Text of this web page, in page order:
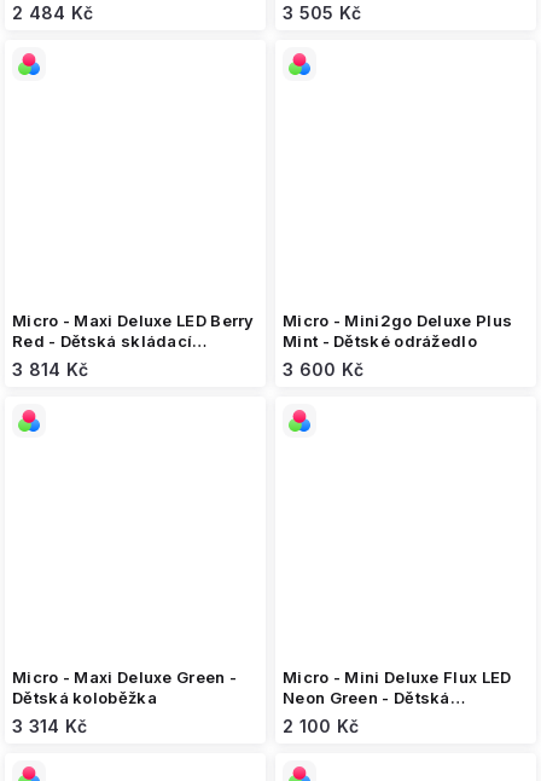
2 484 Kč 3 505 Kč
Micro - Maxi Deluxe LED Berry
Red - Dětská skládací
koloběžka
3 814 Kč
Micro - Mini2go Deluxe Plus
Mint - Dětské odrážedlo
3 600 Kč
Micro - Maxi Deluxe Green -
Dětská koloběžka
3 314 Kč
Micro - Mini Deluxe Flux LED
Neon Green - Dětská
koloběžka
2 100 Kč